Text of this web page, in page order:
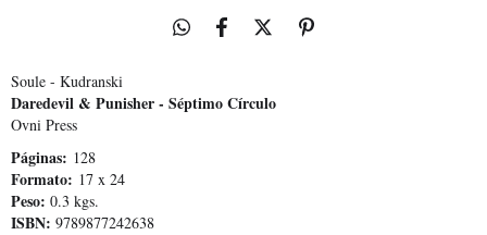
Soule - Kudranski
Daredevil & Punisher - Séptimo Círculo
Ovni Press
Páginas: 128
Formato: 17 x 24
Peso: 0.3 kgs.
ISBN: 9789877242638